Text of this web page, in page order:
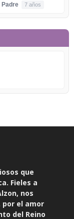
Padre
7 años
que
Fieles a
nos
el amor
del Reino